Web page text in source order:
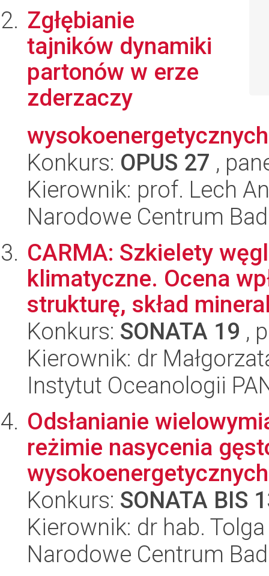
Zgłębianie
tajników dynamiki
partonów w erze
zderzaczy
wysokoenergetycznych
Konkurs: OPUS 27 ,
Kierownik: prof. Lech
Narodowe Centrum
CARMA: Szkielety
klimatyczne. Ocena
strukturę, skład
Konkurs: SONATA 19 ,
Kierownik: dr
Instytut Oceanologii
Odsłanianie
reżimie nasycenia
Konkurs: SONATA BIS
Kierownik: dr hab.
Narodowe Centrum